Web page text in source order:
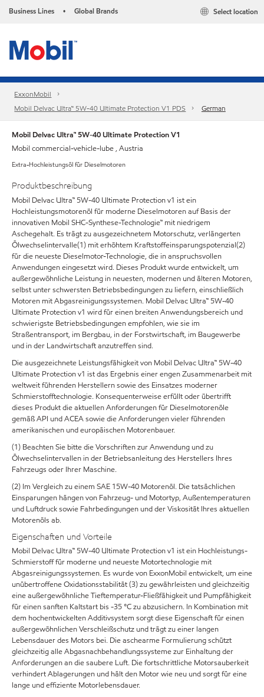
Business Lines • Global Brands Select location
ExxonMobil
Mobil Delvac Ultra™ 5W-40 Ultimate Protection V1 PDS
German
Mobil Delvac Ultra™ 5W-40 Ultimate Protection V1
Mobil commercial-vehicle-lube , Austria
Extra-Hochleistungsöl für Dieselmotoren
Produktbeschreibung
Mobil Delvac Ultra™ 5W-40 Ultimate Protection v1 ist ein
Hochleistungsmotorenöl für moderne Dieselmotoren auf Basis der
innovativen Mobil SHC-Synthese-Technologie™ mit niedrigem
Aschegehalt. Es trägt zu ausgezeichnetem Motorschutz, verlängerten
Ölwechselintervalle(1) mit erhöhtem Kraftstoffeinsparungspotenzial(2)
für die neueste Dieselmotor-Technologie, die in anspruchsvollen
Anwendungen eingesetzt wird. Dieses Produkt wurde entwickelt, um
außergewöhnliche Leistung in neuesten, modernen und älteren Motoren,
selbst unter schwersten Betriebsbedingungen zu liefern, einschließlich
Motoren mit Abgasreinigungssystemen. Mobil Delvac Ultra™ 5W-40
Ultimate Protection v1 wird für einen breiten Anwendungsbereich und
schwierigste Betriebsbedingungen empfohlen, wie sie im
Straßentransport, im Bergbau, in der Forstwirtschaft, im Baugewerbe
und in der Landwirtschaft anzutreffen sind.
Die ausgezeichnete Leistungsfähigkeit von Mobil Delvac Ultra™ 5W-40
Ultimate Protection v1 ist das Ergebnis einer engen Zusammenarbeit mit
weltweit führenden Herstellern sowie des Einsatzes moderner
Schmierstofftechnologie. Konsequenterweise erfüllt oder übertrifft
dieses Produkt die aktuellen Anforderungen für Dieselmotorenöle
gemäß API und ACEA sowie die Anforderungen vieler führenden
amerikanischen und europäischen Motorenbauer.
(1) Beachten Sie bitte die Vorschriften zur Anwendung und zu
Ölwechselintervallen in der Betriebsanleitung des Herstellers Ihres
Fahrzeugs oder Ihrer Maschine.
(2) Im Vergleich zu einem SAE 15W-40 Motorenöl. Die tatsächlichen
Einsparungen hängen von Fahrzeug- und Motortyp, Außentemperaturen
und Luftdruck sowie Fahrbedingungen und der Viskosität Ihres aktuellen
Motorenöls ab.
Eigenschaften und Vorteile
Mobil Delvac Ultra™ 5W-40 Ultimate Protection v1 ist ein Hochleistungs-
Schmierstoff für moderne und neueste Motortechnologie mit
Abgasreinigungssystemen. Es wurde von ExxonMobil entwickelt, um eine
unübertroffene Oxidationsstabilität (3) zu gewährleisten und gleichzeitig
eine außergewöhnliche Tieftemperatur-Fließfähigkeit und Pumpfähigkeit
für einen sanften Kaltstart bis -35 °C zu abzusichern. In Kombination mit
dem hochentwickelten Additivsystem sorgt diese Eigenschaft für einen
außergewöhnlichen Verschleißschutz und trägt zu einer langen
Lebensdauer des Motors bei. Die aschearme Formulierung schützt
gleichzeitig alle Abgasnachbehandlungssysteme zur Einhaltung der
Anforderungen an die saubere Luft. Die fortschrittliche Motorsauberkeit
verhindert Ablagerungen und hält den Motor wie neu und sorgt für eine
lange und effiziente Motorlebensdauer.